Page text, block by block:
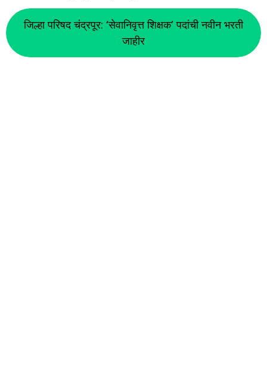
जिल्हा परिषद चंद्रपूर: ‘सेवानिवृत्त शिक्षक’ पदांची नवीन भरती
जाहीर